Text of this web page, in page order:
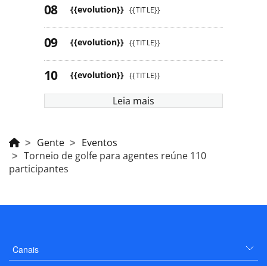
{{evolution}} {{TITLE}}
{{evolution}} {{TITLE}}
{{evolution}} {{TITLE}}
Leia mais
Gente
Eventos
Torneio de golfe para agentes reúne 110
participantes
Canais